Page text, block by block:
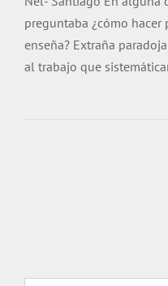
preguntaba ¿cómo hacer
enseña? Extraña
al trabajo que